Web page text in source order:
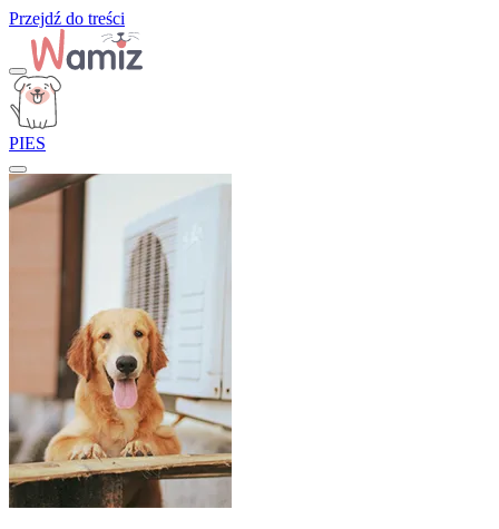
Przejdź do treści
PIES